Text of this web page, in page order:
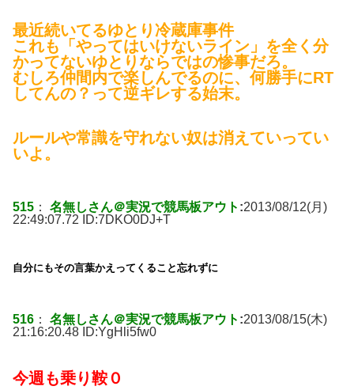
最近続いてるゆとり冷蔵庫事件
これも「やってはいけないライン」を全く分
かってないゆとりならではの惨事だろ。
むしろ仲間内で楽しんでるのに、何勝手にRT
してんの？って逆ギレする始末。
ルールや常識を守れない奴は消えていってい
いよ。
515 ： 名無しさん＠実況で競馬板アウト :2013/08/12(月)
22:49:07.72 ID:7DKO0DJ+T
自分にもその言葉かえってくること忘れずに
516 ： 名無しさん＠実況で競馬板アウト :2013/08/15(木)
21:16:20.48 ID:YgHli5fw0
今週も乗り鞍０